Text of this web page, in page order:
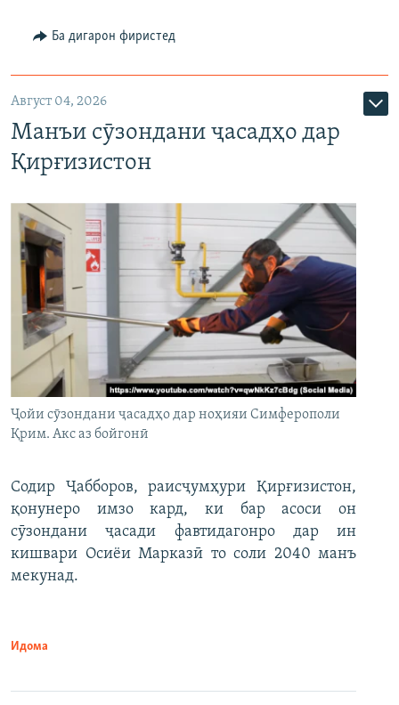
Ба дигарон фиристед
Август 04, 2026
Манъи сӯзондани ҷасадҳо дар
Қирғизистон
Ҷойи сӯзондани ҷасадҳо дар ноҳияи Симферополи
Қрим. Акс аз бойгонӣ
Содир Ҷабборов, раисҷумҳури Қирғизистон,
қонунеро имзо кард, ки бар асоси он
сӯзондани ҷасади фавтидагонро дар ин
кишвари Осиёи Марказӣ то соли 2040 манъ
мекунад.
Идома